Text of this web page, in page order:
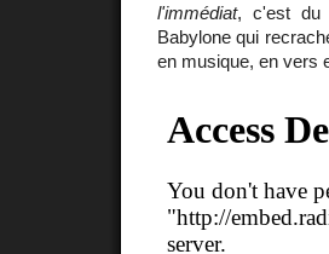
l'immédiat, c'est du
Babylone qui
en musique, en vers